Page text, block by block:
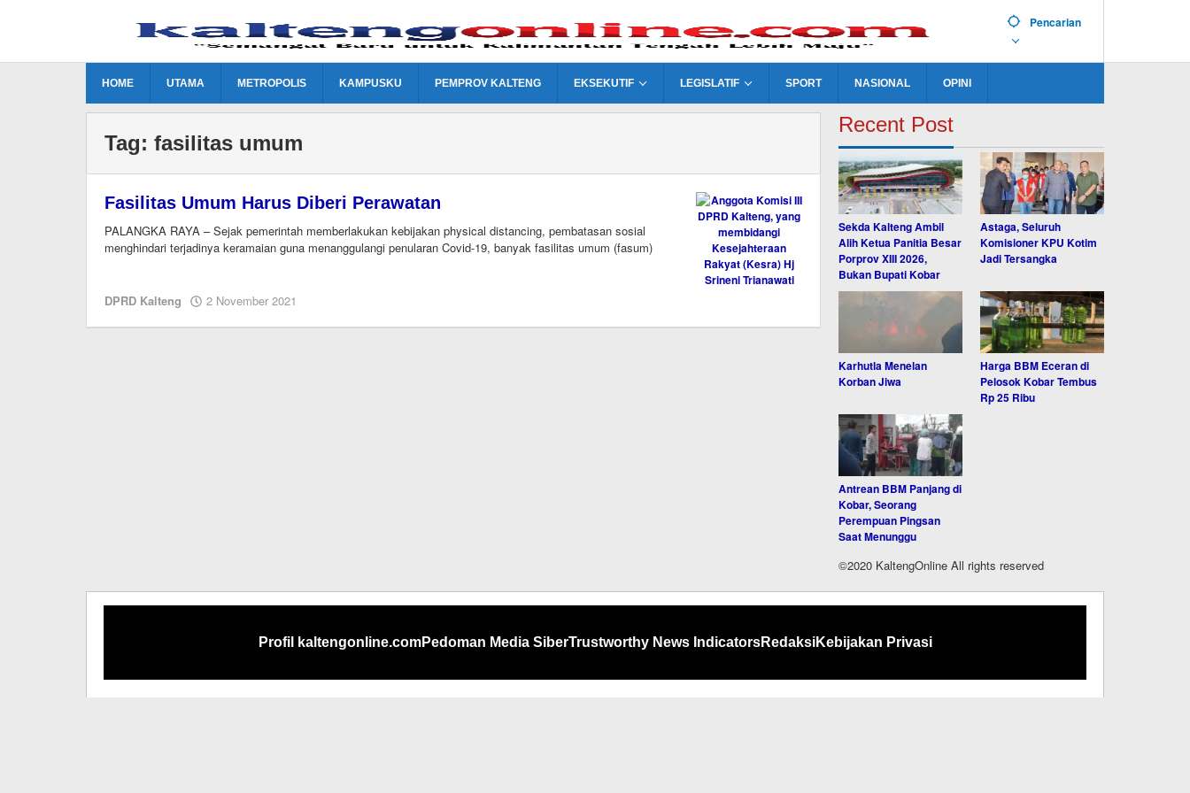
Pencarian
HOME UTAMA METROPOLIS KAMPUSKU PEMPROV KALTENG EKSEKUTIF LEGISLATIF SPORT NASIONAL OPINI
Tag: fasilitas umum
Fasilitas Umum Harus Diberi Perawatan
PALANGKA RAYA – Sejak pemerintah memberlakukan kebijakan physical distancing, pembatasan sosial
menghindari terjadinya keramaian guna menanggulangi penularan Covid-19, banyak fasilitas umum (fasum)
DPRD Kalteng 2 November 2021
Recent Post
Sekda Kalteng Ambil
Alih Ketua Panitia Besar
Porprov XIII 2026,
Bukan Bupati Kobar
Astaga, Seluruh
Komisioner KPU Kotim
Jadi Tersangka
Karhutla Menelan
Korban Jiwa
Harga BBM Eceran di
Pelosok Kobar Tembus
Rp 25 Ribu
Antrean BBM Panjang di
Kobar, Seorang
Perempuan Pingsan
Saat Menunggu
©2020 KaltengOnline All rights reserved
Profil kaltengonline.comPedoman Media SiberTrustworthy News IndicatorsRedaksiKebijakan Privasi